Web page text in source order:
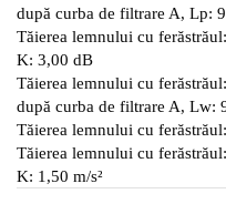
după curba de filtrare A, Lp:
Tăierea lemnului cu
K: 3,00 dB
Tăierea lemnului cu
după curba de filtrare A, Lw:
Tăierea lemnului cu
Tăierea lemnului cu
K: 1,50 m/s²